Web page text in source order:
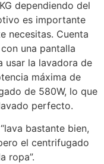
dependiendo del
es importante
necesitas. Cuenta
una pantalla
usar la lavadora de
máxima de
de 580W, lo que
perfecto.
bastante bien,
el centrifugado
ropa”.